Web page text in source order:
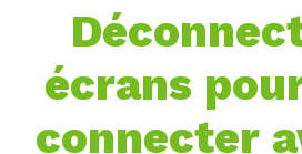
écrans
connecter